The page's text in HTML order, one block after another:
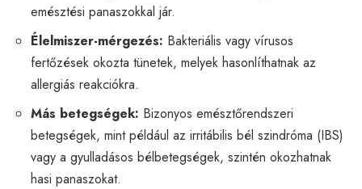
emésztési panaszokkal jár.
Élelmiszer-mérgezés: Bakteriális vagy vírusos
fertőzések okozta tünetek, melyek hasonlíthatnak az
allergiás reakciókra.
Más betegségek: Bizonyos emésztőrendszeri
betegségek, mint például az irritábilis bél szindróma (IBS)
vagy a gyulladásos bélbetegségek, szintén okozhatnak
hasi panaszokat.